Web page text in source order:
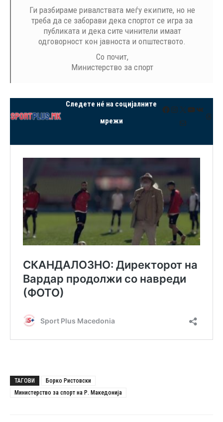
Ги разбираме ривалствата меѓу екипите, но не
треба да се заборави дека спортот се игра за
публиката и дека сите чинители имаат
одговорност кон јавноста и општеството.
Со почит,
Министерство за спорт
Следете нé на социјалните
мрежи
Facebook
Instagram
X YouTube
VK
Mail
ТАГОВИ
Борко Ристовски
Министерство за спорт на Р. Македонија